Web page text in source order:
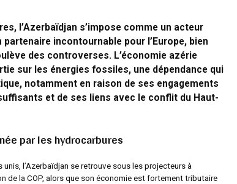
l’Azerbaïdjan s’impose comme un acteur
incontournable pour l’Europe, bien
des controverses. L’économie azérie
sur les énergies fossiles, une dépendance qui
notamment en raison de ses engagements
et de ses liens avec le conflit du Haut-
par les hydrocarbures
unis, l’Azerbaïdjan se retrouve sous les projecteurs à
de la COP, alors que son économie est fortement tributaire